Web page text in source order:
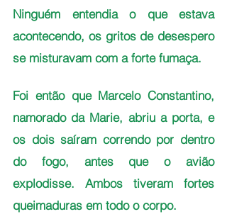
Ninguém entendia o que estava
acontecendo, os gritos de desespero
se misturavam com a forte fumaça.
Foi então que Marcelo Constantino,
namorado da Marie, abriu a porta, e
os dois saíram correndo por dentro
do fogo, antes que o avião
explodisse. Ambos tiveram fortes
queimaduras em todo o corpo.